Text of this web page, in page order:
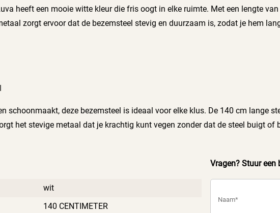
heeft een mooie witte kleur die fris oogt in elke ruimte. Met een lengte
zorgt ervoor dat de bezemsteel stevig en duurzaam is, zodat je hem
schoonmaakt, deze bezemsteel is ideaal voor elke klus. De 140 cm lange
het stevige metaal dat je krachtig kunt vegen zonder dat de steel buigt of
wit
140 CENTIMETER
Vragen? Stuur een